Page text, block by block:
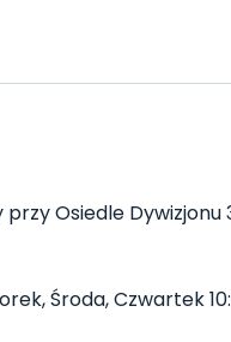
Osiedle Dywizjonu
Środa, Czwartek